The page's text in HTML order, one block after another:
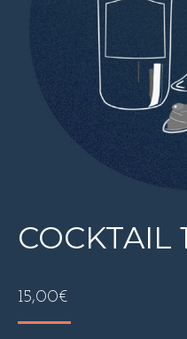
COCKTAIL
15,00€